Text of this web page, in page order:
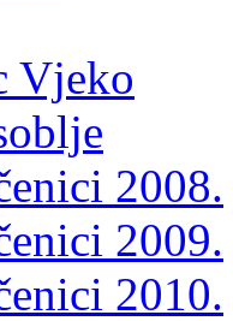
Vjeko
2008.
2009.
2010.